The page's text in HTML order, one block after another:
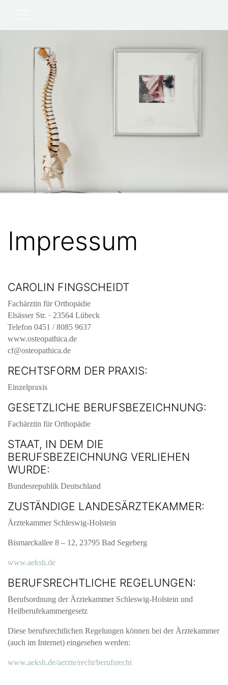
Impressum
CAROLIN FINGSCHEIDT
Fachärztin für Orthopädie
Elsässer Str. · 23564 Lübeck
Telefon 0451 / 8085 9637
www.osteopathica.de
cf@osteopathica.de
RECHTSFORM DER PRAXIS:
Einzelpraxis
GESETZLICHE BERUFSBEZEICHNUNG:
Fachärztin für Orthopädie
STAAT, IN DEM DIE
BERUFSBEZEICHNUNG VERLIEHEN
WURDE:
Bundesrepublik Deutschland
ZUSTÄNDIGE LANDESÄRZTEKAMMER:
Ärztekammer Schleswig-Holstein
Bismarckallee 8 – 12, 23795 Bad Segeberg
www.aeksh.de
BERUFSRECHTLICHE REGELUNGEN:
Berufsordnung der Ärztekammer Schleswig-Holstein und
Heilberufekammergesetz
Diese berufsrechtlichen Regelungen können bei der Ärztekammer
(auch im Internet) eingesehen werden:
www.aeksh.de/aerzte/recht/berufsrecht